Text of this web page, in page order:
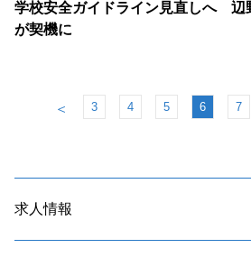
学校安全ガイドライン見直しへ 辺
が契機に
＜ 3 4 5 6 7
求人情報